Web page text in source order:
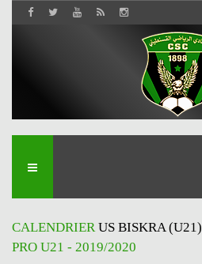
CALENDRIERUS BISKRA (U21)
PRO U21 - 2019/2020